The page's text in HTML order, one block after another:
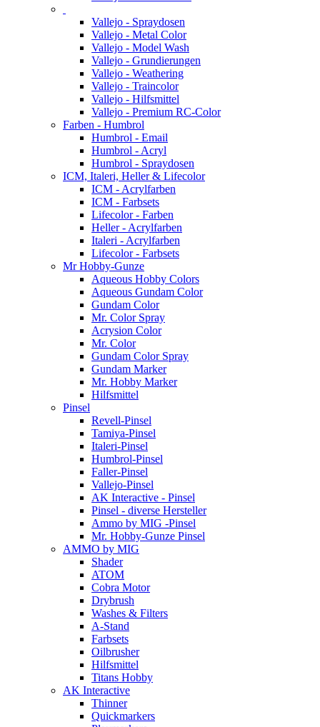
Vallejo - Spraydosen
Vallejo - Metal Color
Vallejo - Model Wash
Vallejo - Grundierungen
Vallejo - Weathering
Vallejo - Traincolor
Vallejo - Hilfsmittel
Vallejo - Premium RC-Color
Farben - Humbrol
Humbrol - Email
Humbrol - Acryl
Humbrol - Spraydosen
ICM, Italeri, Heller & Lifecolor
ICM - Acrylfarben
ICM - Farbsets
Lifecolor - Farben
Heller - Acrylfarben
Italeri - Acrylfarben
Lifecolor - Farbsets
Mr Hobby-Gunze
Aqueous Hobby Colors
Aqueous Gundam Color
Gundam Color
Mr. Color Spray
Acrysion Color
Mr. Color
Gundam Color Spray
Gundam Marker
Mr. Hobby Marker
Hilfsmittel
Pinsel
Revell-Pinsel
Tamiya-Pinsel
Italeri-Pinsel
Humbrol-Pinsel
Faller-Pinsel
Vallejo-Pinsel
AK Interactive - Pinsel
Pinsel - diverse Hersteller
Ammo by MIG -Pinsel
Mr. Hobby-Gunze Pinsel
AMMO by MIG
Shader
ATOM
Cobra Motor
Drybrush
Washes & Filters
A-Stand
Farbsets
Oilbrusher
Hilfsmittel
Titans Hobby
AK Interactive
Thinner
Quickmarkers